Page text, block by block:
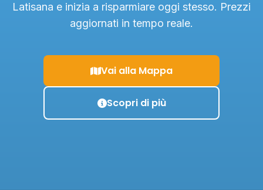
Latisana e inizia a risparmiare oggi stesso. Prezzi
aggiornati in tempo reale.
Vai alla Mappa
Scopri di più